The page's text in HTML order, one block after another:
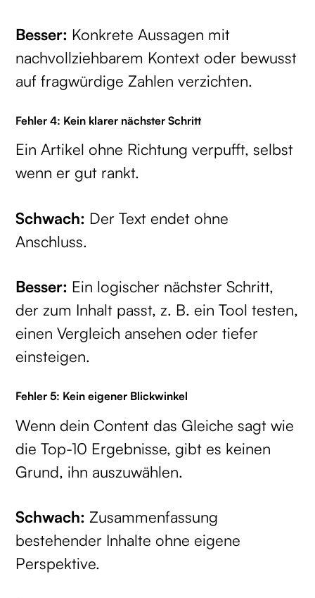
Besser: Konkrete Aussagen mit
nachvollziehbarem Kontext oder bewusst
auf fragwürdige Zahlen verzichten.
Fehler 4: Kein klarer nächster Schritt
Ein Artikel ohne Richtung verpufft, selbst
wenn er gut rankt.
Schwach: Der Text endet ohne
Anschluss.
Besser: Ein logischer nächster Schritt,
der zum Inhalt passt, z. B. ein Tool testen,
einen Vergleich ansehen oder tiefer
einsteigen.
Fehler 5: Kein eigener Blickwinkel
Wenn dein Content das Gleiche sagt wie
die Top-10 Ergebnisse, gibt es keinen
Grund, ihn auszuwählen.
Schwach: Zusammenfassung
bestehender Inhalte ohne eigene
Perspektive.